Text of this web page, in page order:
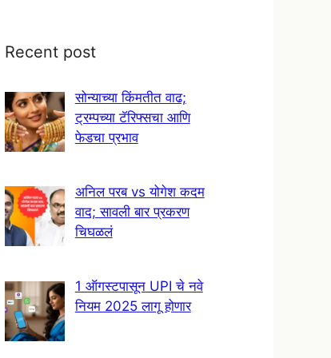
Recent post
सोन्याच्या किंमतीत वाढ;
ट्रम्पच्या टॅरिफ्सचा आणि
फेडचा प्रभाव
अनिल परब vs योगेश कदम
वाद; सावली बार प्रकरण
चिघळलं
1 ऑगस्टपासून UPI चे नवे
नियम 2025 लागू होणार